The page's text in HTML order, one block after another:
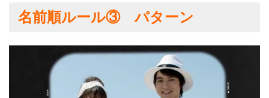
名前順ルール③ パターン